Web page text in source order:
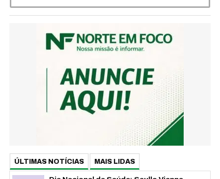
ÚLTIMAS NOTÍCIAS MAIS LIDAS